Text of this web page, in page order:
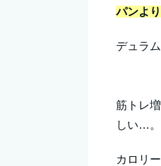
パンよ
デュラ
筋トレ
しい…。
カロリ